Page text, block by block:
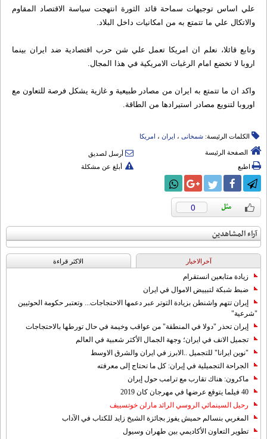
علي اساس توجيهات سماحة قائد الثورة انتهجت سياسة الاقتصاد المقاوم
والاتكال علي ما تتمتع به من امكانيات داخل البلاد.
وتابع قائلا، نعلم ان امريكا تعمل علي شن حرب اقتصادية ضد ايران بينما
اروبا لا تخضع امام الرغبات الامريكية في هذا المجال.
واكد ان ما تتمتع به ايران من مصادر طبيعية و غازية يشكل فرصة للتعاون مع
اوروبا لتنويع مصادر استيرادها من الطاقة.
الكلمات الرئيسة: شمخانی ، ایران ، امریکا
الصفحة الرئيسة
أرسل لصديق
اطبع
أبلغ عن مشكلة
0
آراء المشاهدين
آخرالاخبار الاکثر قراءة
زيادة متابعين انستقرام
ضبط شبكة لتبييض الاموال في ايران
إيران تتهم واشنطن بزيادة التوتر عبر دعمها الاحتجاجات... وتعتبر حكومة الحوثيين
"شرعية"
إيران تحذر "دولا في المنطقة" من عواقب وخيمة في حال تورطها بالاحتجاجات
تجميل الانف في ايران؛ وجهة الجمال الأكثر شعبية في العالم
"نوين ايرانا" للتجميل ..الابرز في ايران والشرق الاوسط
الجراحة التجميلية في إيران: كل ما تحتاج إلى معرفته
ماكرون: هناك تقارب مع ترامب حول إيران
40 فيلما يتوقع عرضها في مهرجان كان 2019
رحيل السينمائي الروسي الرائد مارلن خوتسييف
المغربي بنسالم حميش يفوز بجائزة الشيخ زايد للكتاب في الآداب
تطوير التعاون الأكاديمي بين طهران وسيول